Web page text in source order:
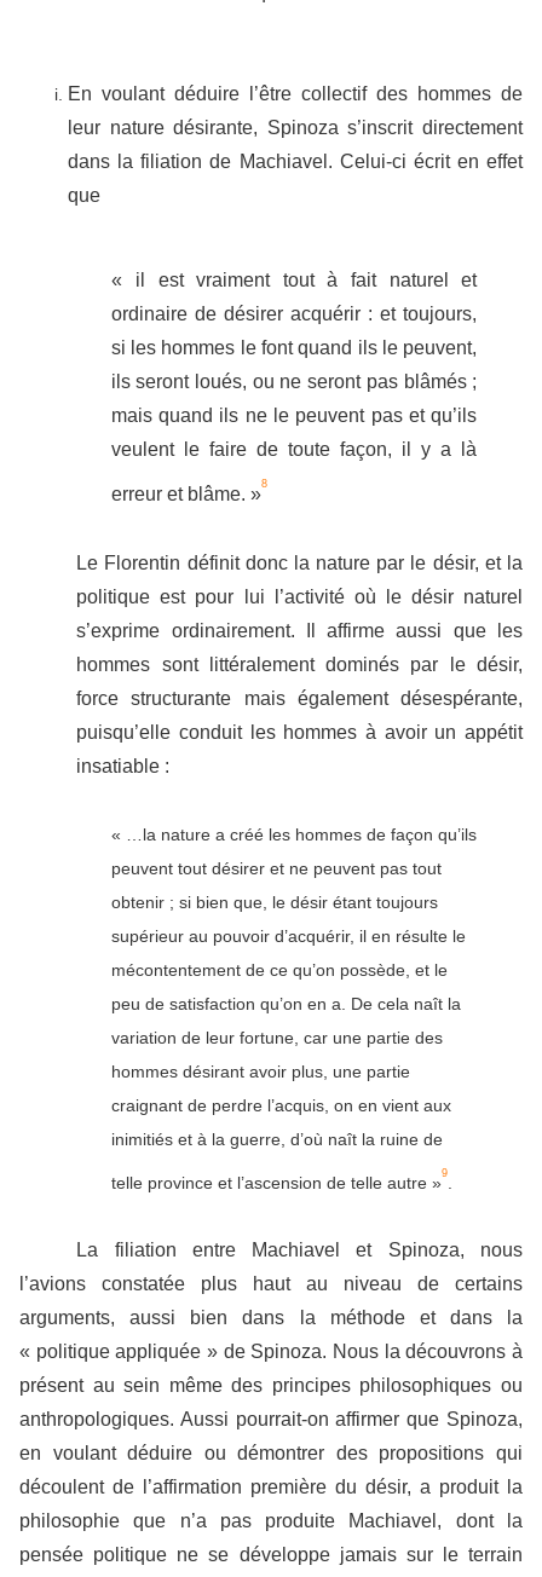
En voulant déduire l’être collectif des hommes de
leur nature désirante, Spinoza s’inscrit directement
dans la filiation de Machiavel. Celui-ci écrit en effet
que
« il est vraiment tout à fait naturel et
ordinaire de désirer acquérir : et toujours,
si les hommes le font quand ils le peuvent,
ils seront loués, ou ne seront pas blâmés ;
mais quand ils ne le peuvent pas et qu’ils
veulent le faire de toute façon, il y a là
erreur et blâme. »8
Le Florentin définit donc la nature par le désir, et la
politique est pour lui l’activité où le désir naturel
s’exprime ordinairement. Il affirme aussi que les
hommes sont littéralement dominés par le désir,
force structurante mais également désespérante,
puisqu’elle conduit les hommes à avoir un appétit
insatiable :
« …la nature a créé les hommes de façon qu’ils
peuvent tout désirer et ne peuvent pas tout
obtenir ; si bien que, le désir étant toujours
supérieur au pouvoir d’acquérir, il en résulte le
mécontentement de ce qu’on possède, et le
peu de satisfaction qu’on en a. De cela naît la
variation de leur fortune, car une partie des
hommes désirant avoir plus, une partie
craignant de perdre l’acquis, on en vient aux
inimitiés et à la guerre, d’où naît la ruine de
telle province et l’ascension de telle autre »
9
.
La filiation entre Machiavel et Spinoza, nous
l’avions constatée plus haut au niveau de certains
arguments, aussi bien dans la méthode et dans la
« politique appliquée » de Spinoza. Nous la découvrons à
présent au sein même des principes philosophiques ou
anthropologiques. Aussi pourrait-on affirmer que Spinoza,
en voulant déduire ou démontrer des propositions qui
découlent de l’affirmation première du désir, a produit la
philosophie que n’a pas produite Machiavel, dont la
pensée politique ne se développe jamais sur le terrain